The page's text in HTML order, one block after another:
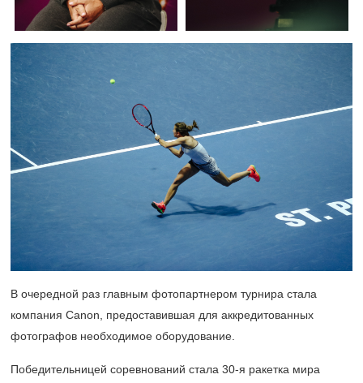
В очередной раз главным фотопартнером турнира стала
компания Canon, предоставившая для аккредитованных
фотографов необходимое оборудование.
Победительницей соревнований стала 30-я ракетка мира